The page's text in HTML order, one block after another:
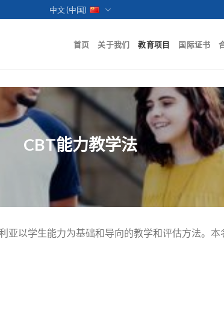
中文 (中国)
首页 关于我们 教育项目 国际证书
CBT能力教学法
以学生能力为基础和导向的教学和评估方法。本